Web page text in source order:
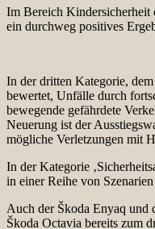
Im Bereich Kindersicherheit
ein durchweg positives
In der dritten Kategorie,
bewertet, Unfälle durch
bewegende gefährdete
Neuerung ist der
mögliche Verletzungen mit
In der Kategorie
in einer Reihe von
Auch der Škoda Enyaq und
Škoda Octavia bereits zum